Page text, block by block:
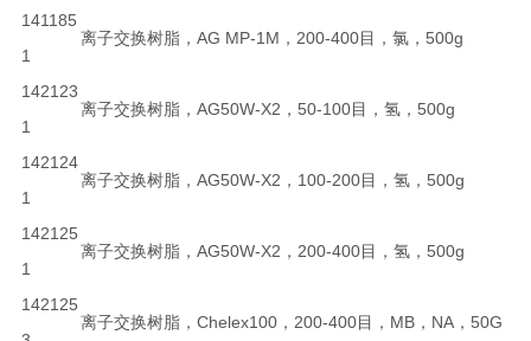
141185
1
离子交换树脂，AG MP-1M，200-400目，氯，500g
142123
1
离子交换树脂，AG50W-X2，50-100目，氢，500g
142124
1
离子交换树脂，AG50W-X2，100-200目，氢，500g
142125
1
离子交换树脂，AG50W-X2，200-400目，氢，500g
142125
离子交换树脂，Chelex100，200-400目，MB，NA，50G